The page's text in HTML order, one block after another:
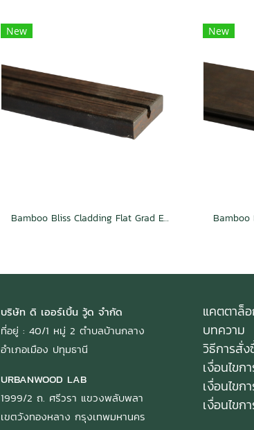
New
Bamboo Bliss Cladding Flat Grad Espresso
New
บริษัท ดิ เออร์เบิ้น วู้ด จำกัด
ที่อยู่ : 40/1 หมู่ 2 ตำบลบ้านกลาง
อำเภอเมือง ปทุมธานี
URBANWOOD LAB
1999/2 ถ. ศรีวรา แขวงพลับพลา
เขตวังทองหลาง กรุงเทพมหานคร
แคตตาล็
บทความ
วิธีการสั่ง
เงื่อนไขก
เงื่อนไขก
เงื่อนไขก